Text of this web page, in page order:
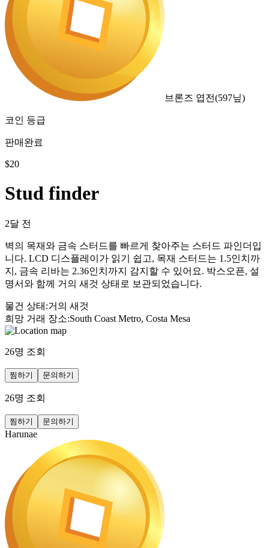
브론즈 엽전(597닢)
코인 등급
판매완료
$20
Stud finder
2달 전
벽의 목재와 금속 스터드를 빠르게 찾아주는 스터드 파인더입
니다. LCD 디스플레이가 읽기 쉽고, 목재 스터드는 1.5인치까
지, 금속 리바는 2.36인치까지 감지할 수 있어요. 박스오픈, 설
명서와 함께 거의 새것 상태로 보관되었습니다.
물건 상태 :거의 새것
희망 거래 장소:South Coast Metro, Costa Mesa
26명 조회
찜하기 문의하기
26명 조회
찜하기 문의하기
Harunae